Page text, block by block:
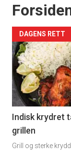
DAGENS RETT
Indisk krydret
grillen
Grill og sterke